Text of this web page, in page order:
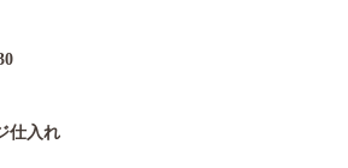
仕入れ